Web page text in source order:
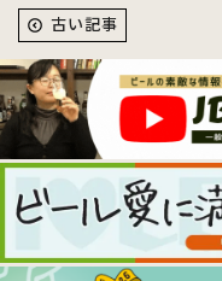
古い記事